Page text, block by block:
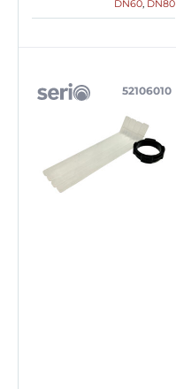
DN60 DN80
52106010